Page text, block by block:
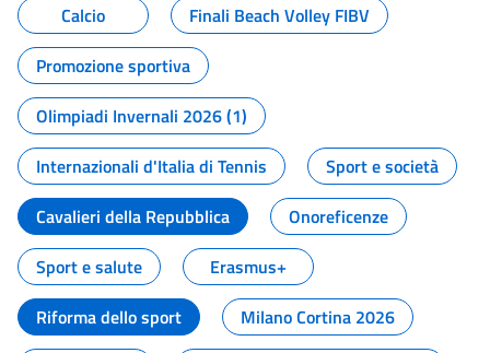
Calcio
Finali Beach Volley FIBV
Promozione sportiva
Olimpiadi Invernali 2026 (1)
Internazionali d'Italia di Tennis
Sport e società
Cavalieri della Repubblica
Onoreficenze
Sport e salute
Erasmus+
Riforma dello sport
Milano Cortina 2026